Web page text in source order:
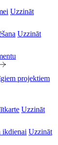
Uzzināt
Uzzināt
projektiem
Uzzināt
ikdienai Uzzināt